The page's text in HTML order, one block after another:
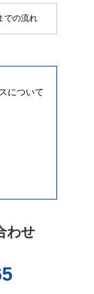
での流れ
について
わせ